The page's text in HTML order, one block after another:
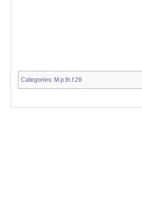
Categories: M.p.th.f.28